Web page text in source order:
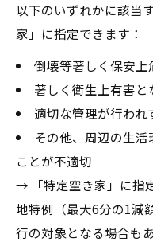
以下のいずれかに該当
家」に指定できます：
倒壊等著しく保安上
著しく衛生上有害と
適切な管理が行わ
その他、周辺の生
ことが不適切
→ 「特定空き家」に指
地特例（最大6分の1減
行の対象となる場合もあ